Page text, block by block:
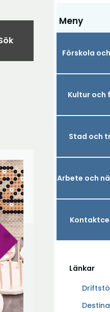
Meny
Förskola
Kultur och
Stad och
Arbete och
Länkar
Ö